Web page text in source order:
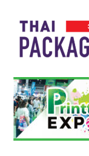
main
content
secondary
menu
primary
sidebar
footer
Thai
Pack
Pack
Magazine